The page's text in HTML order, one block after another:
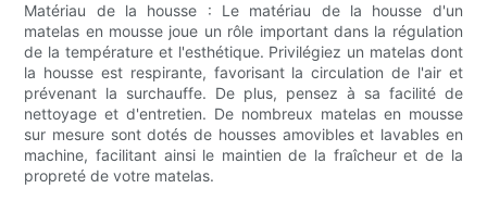
Matériau de la housse : Le matériau de la housse d'un
matelas en mousse joue un rôle important dans la régulation
de la température et l'esthétique. Privilégiez un matelas dont
la housse est respirante, favorisant la circulation de l'air et
prévenant la surchauffe. De plus, pensez à sa facilité de
nettoyage et d'entretien. De nombreux matelas en mousse
sur mesure sont dotés de housses amovibles et lavables en
machine, facilitant ainsi le maintien de la fraîcheur et de la
propreté de votre matelas.